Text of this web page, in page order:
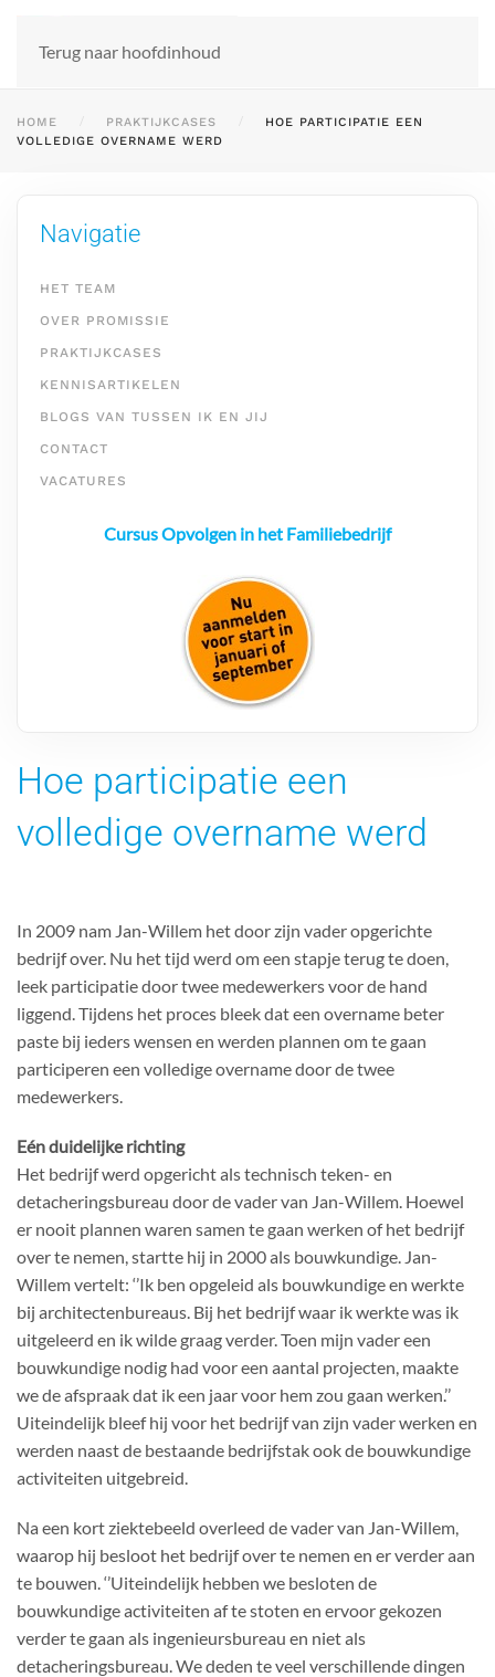
Terug naar hoofdinhoud
HOME PRAKTIJKCASES
HOE PARTICIPATIE EEN
VOLLEDIGE OVERNAME WERD
Navigatie
HET TEAM
OVER PROMISSIE
PRAKTIJKCASES
KENNISARTIKELEN
BLOGS VAN TUSSEN IK EN JIJ
CONTACT
VACATURES
Cursus Opvolgen in het Familiebedrijf
Hoe participatie een
volledige overname werd
In 2009 nam Jan-Willem het door zijn vader opgerichte
bedrijf over. Nu het tijd werd om een stapje terug te doen,
leek participatie door twee medewerkers voor de hand
liggend. Tijdens het proces bleek dat een overname beter
paste bij ieders wensen en werden plannen om te gaan
participeren een volledige overname door de twee
medewerkers.
Eén duidelijke richting
Het bedrijf werd opgericht als technisch teken- en
detacheringsbureau door de vader van Jan-Willem. Hoewel
er nooit plannen waren samen te gaan werken of het bedrijf
over te nemen, startte hij in 2000 als bouwkundige. Jan-
Willem vertelt: ‘’Ik ben opgeleid als bouwkundige en werkte
bij architectenbureaus. Bij het bedrijf waar ik werkte was ik
uitgeleerd en ik wilde graag verder. Toen mijn vader een
bouwkundige nodig had voor een aantal projecten, maakte
we de afspraak dat ik een jaar voor hem zou gaan werken.’’
Uiteindelijk bleef hij voor het bedrijf van zijn vader werken en
werden naast de bestaande bedrijfstak ook de bouwkundige
activiteiten uitgebreid.
Na een kort ziektebeeld overleed de vader van Jan-Willem,
waarop hij besloot het bedrijf over te nemen en er verder aan
te bouwen. ‘’Uiteindelijk hebben we besloten de
bouwkundige activiteiten af te stoten en ervoor gekozen
verder te gaan als ingenieursbureau en niet als
detacheringsbureau. We deden te veel verschillende dingen